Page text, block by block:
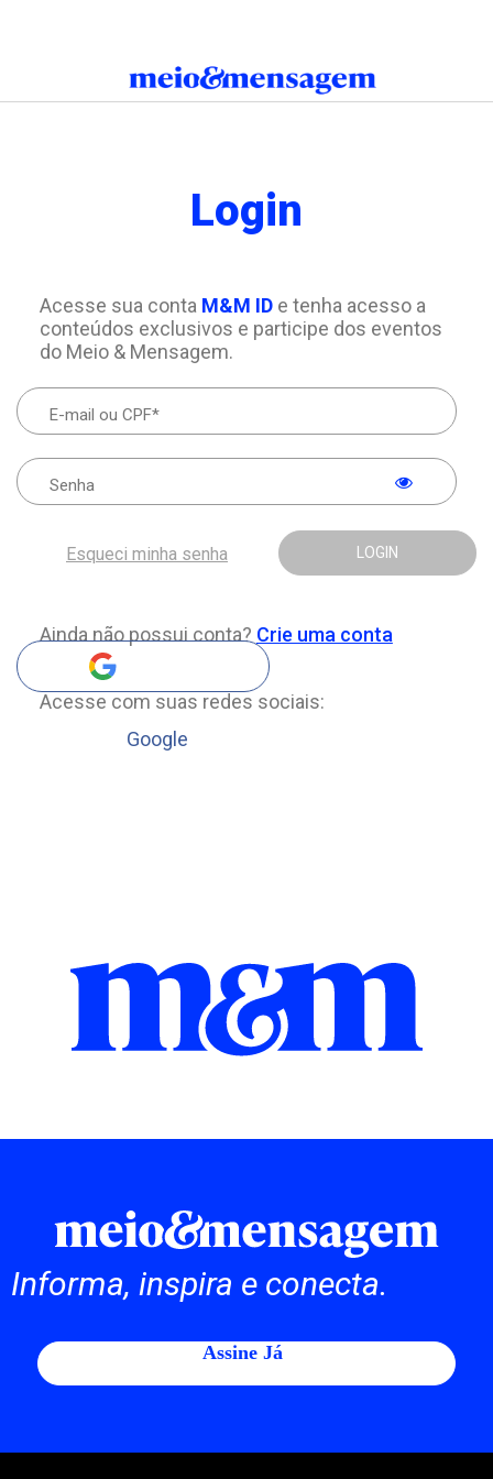
Login
Acesse sua conta M&M IDe tenha acesso a
conteúdos exclusivos e participe dos eventos
do Meio & Mensagem.
LOGIN
Esqueci minha senha
Ainda não possui conta? Crie uma conta
Acesse com suas redes sociais:
Google
Informa, inspira e conecta.
Assine Já